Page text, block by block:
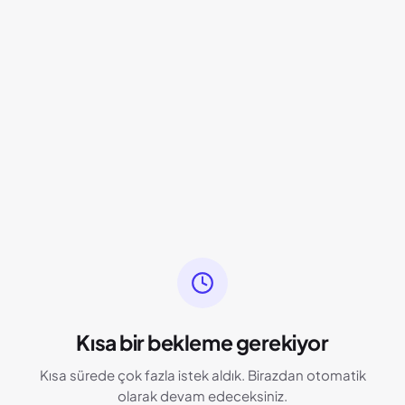
Kısa bir bekleme gerekiyor
Kısa sürede çok fazla istek aldık. Birazdan otomatik
olarak devam edeceksiniz.